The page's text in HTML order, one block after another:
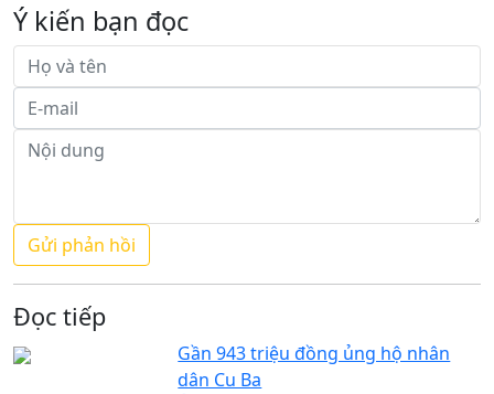
Ý kiến bạn đọc
Đọc tiếp
Gần 943 triệu đồng ủng hộ nhân
dân Cu Ba